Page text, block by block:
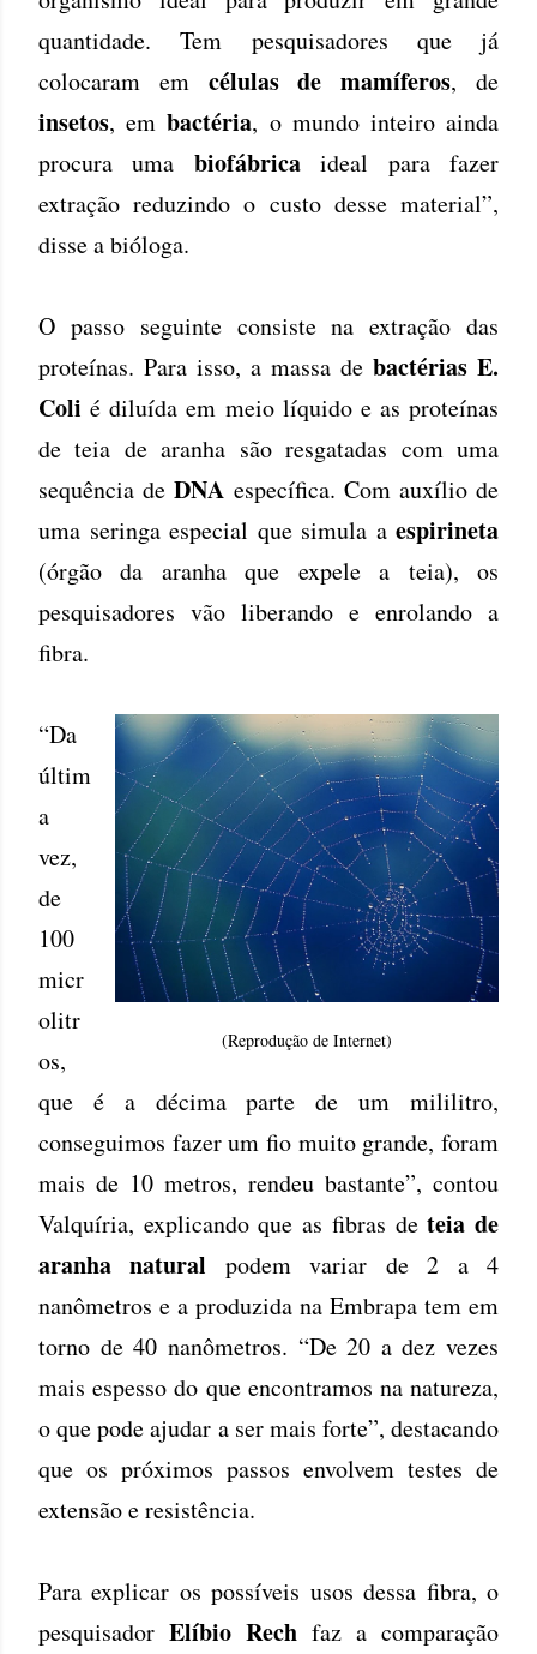
quantidade. Tem pesquisadores que já
colocaram em células de mamíferos, de
insetos, em bactéria, o mundo inteiro ainda
procura uma biofábricaideal para fazer
extração reduzindo o custo desse material”,
disse a bióloga.
O passo seguinte consiste na extração das
proteínas. Para isso, a massa de bactérias E.
Coli é diluída em meio líquido e as proteínas
de teia de aranha são resgatadas com uma
sequência deDNA específica. Com auxílio de
uma seringa especial que simula aespirineta
(órgão da aranha que expele a teia), os
pesquisadores vão liberando e enrolando a
fibra.
(Reprodução de Internet)
“Da
últim
a
vez,
de
100
micr
olitr
os,
que é a décima parte de um mililitro,
conseguimos fazer um fio muito grande, foram
mais de 10 metros, rendeu bastante”, contou
Valquíria, explicando que as fibras deteia de
aranha natural podem variar de 2 a 4
nanômetros e a produzida na Embrapa tem em
torno de 40 nanômetros. “De 20 a dez vezes
mais espesso do que encontramos na natureza,
o que pode ajudar a ser mais forte”, destacando
que os próximos passos envolvem testes de
extensão e resistência.
Para explicar os possíveis usos dessa fibra, o
pesquisador Elíbio Rech faz a comparação